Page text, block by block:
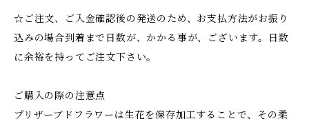
☆ご注文、ご入金確認後の発送のため、お支払方法がお振り
込みの場合到着まで日数が、かかる事が、ございます。日数
に余裕を持ってご注文下さい。
ご購入の際の注意点
プリザーブドフラワーは生花を保存加工することで、その柔